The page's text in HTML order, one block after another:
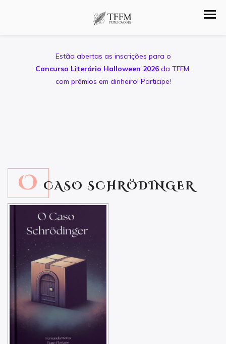
Estão abertas as inscrições para o
Concurso Literário Halloween 2026 da TFFM,
com prêmios em dinheiro! Participe!
O CASO SCHRÖDINGER